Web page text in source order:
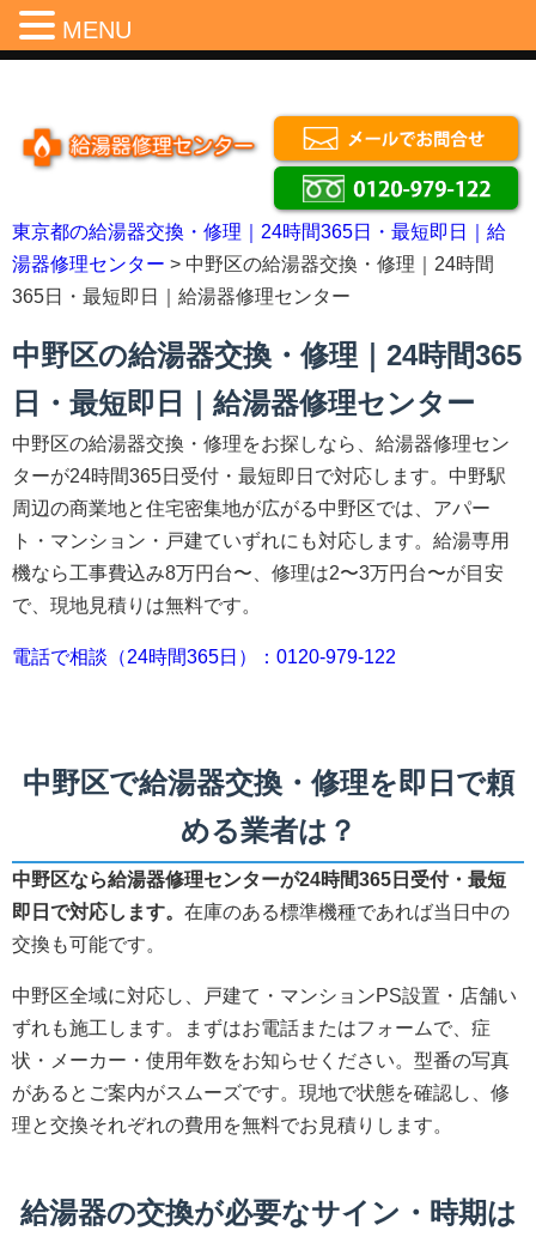
東京都の給湯器交換・修理｜24時間365日・最短即日｜給
湯器修理センター > 中野区の給湯器交換・修理｜24時間
365日・最短即日｜給湯器修理センター
中野区の給湯器交換・修理｜24時間365
日・最短即日｜給湯器修理センター
中野区の給湯器交換・修理をお探しなら、給湯器修理セン
ターが24時間365日受付・最短即日で対応します。中野駅
周辺の商業地と住宅密集地が広がる中野区では、アパー
ト・マンション・戸建ていずれにも対応します。給湯専用
機なら工事費込み8万円台〜、修理は2〜3万円台〜が目安
で、現地見積りは無料です。
電話で相談（24時間365日）：0120-979-122
中野区で給湯器交換・修理を即日で頼
める業者は？
中野区なら給湯器修理センターが24時間365日受付・最短
即日で対応します。 在庫のある標準機種であれば当日中の
交換も可能です。
中野区全域に対応し、戸建て・マンションPS設置・店舗い
ずれも施工します。まずはお電話またはフォームで、症
状・メーカー・使用年数をお知らせください。型番の写真
があるとご案内がスムーズです。現地で状態を確認し、修
理と交換それぞれの費用を無料でお見積りします。
給湯器の交換が必要なサイン・時期は
MENU
Menu